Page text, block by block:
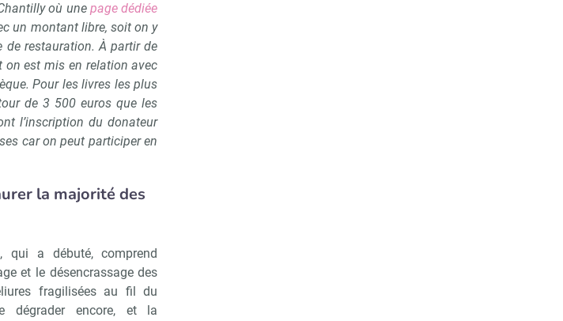
où une page dédiée
un montant libre, soit on y
restauration. À partir de
on est mis en relation avec
Pour les livres les plus
de 3 500 euros que les
l’inscription du donateur
car on peut participer en
la majorité des
qui a débuté, comprend
et le désencrassage des
fragilisées au fil du
dégrader encore, et la